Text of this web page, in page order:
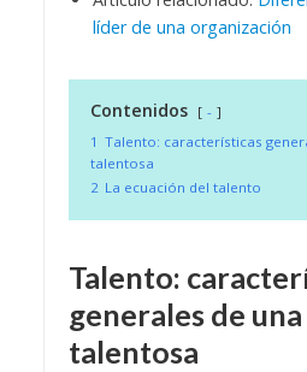
líder de una organización
Contenidos
-
1 Talento: características
talentosa
2 La ecuación del talento
Talento:
generales de
talentosa